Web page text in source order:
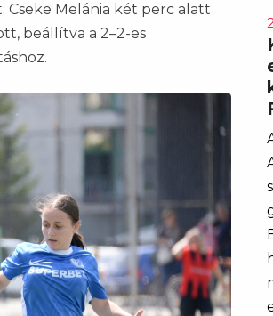
Cseke Melánia két perc alatt
beállítva a 2–2-es